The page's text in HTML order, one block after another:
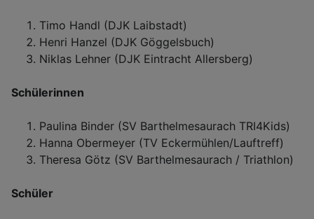
Timo Handl (DJK Laibstadt)
Henri Hanzel (DJK Göggelsbuch)
Niklas Lehner (DJK Eintracht Allersberg)
Schülerinnen
Paulina Binder (SV Barthelmesaurach TRI4Kids)
Hanna Obermeyer (TV Eckermühlen/Lauftreff)
Theresa Götz (SV Barthelmesaurach / Triathlon)
Schüler